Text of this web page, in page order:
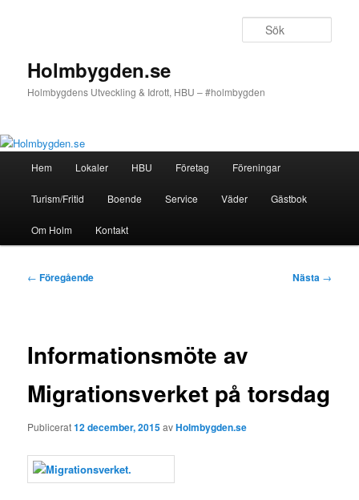
Holmbygden.se
Holmbygdens Utveckling & Idrott, HBU – #holmbygden
Hem Lokaler HBU Företag Föreningar
Turism/Fritid Boende Service Väder Gästbok
Om Holm Kontakt
Inläggsnavigering
← Föregående Nästa →
Informationsmöte av
Migrationsverket på torsdag
Publicerat12 december, 2015avHolmbygden.se